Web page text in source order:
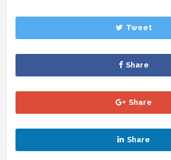
Tweet
Share
Share
Share